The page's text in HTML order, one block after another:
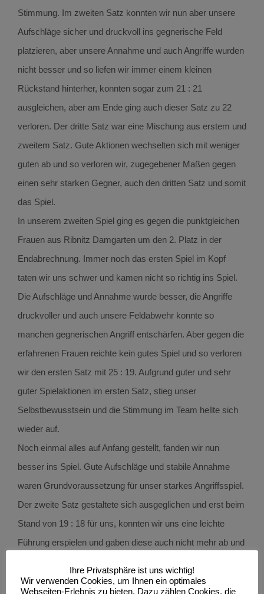
Stimmung. Im zweiten Satz konnten wir nun aber unsere
Aufschläge sicher und druckvoll ins gegnerische Feld
platzieren, aber unsere Annahme und auch Angriffe wurden
nicht besser und so liefen wir immer einem kleinen
Rückstand hinterher, konnten sogar zum 21 : 21
ausgleichen, aber am Ende ging auch dieser Satz zu 22
verloren. Der dritte Satz war eine Mischung aus erstem und
zweitem Satz. Gute Aktionen wechselten sich mit weniger
guten ab und so verloren wir, zugegebener Maßen gegen
einen sehr starken Gegner, auch den dritten Satz und somit
das Spiel.
In unserem zweiten Spiel ging es gegen die punktgleichen
Frauen aus Ribnitz Damgarten um den 2. Platz in der
Endabrechnung. Immer noch das ersten Spiel im Kopf
taten wir uns schwer und kamen nicht so richtig ins Spiel.
Die Aufschläge und Annahme wurde besser, die Angriffe
druckvoller und auch unsere Feldabwehr konnte so
manchen gegnerischen Angriff entschärfen. Aber gegen die
erfahrenen Frauen reichte kein gutes Spiel und so verloren
wir den ersten Satz mit 25 : 19. Aufgrund guter und sehr
guter Spielaktionen im ersten Satz, stieg unser
Selbstbewusstsein und die Stimmung im Team hellte sich
wieder auf.
Noch einmal alles auf Anfang gestellt, fanden wir nun
besser ins Spiel. Gute Aufschläge und stabile Annahme
waren Grundvoraussetzung für unser starkes Angriffsspiel.
Der zweite Satz gestaltete sich ausgeglichen und erst beim
Stand von 19 : 18 für uns, konnten wir uns eine leichte
Führung erspielen und gaben diese auch nicht mehr ab und
Aufholjagd war also gemacht.
Ihre Privatsphäre ist uns wichtig!
Wir verwenden Cookies, um Ihnen ein optimales
Webseiten-Erlebnis zu bieten. Dazu zählen Cookies, die